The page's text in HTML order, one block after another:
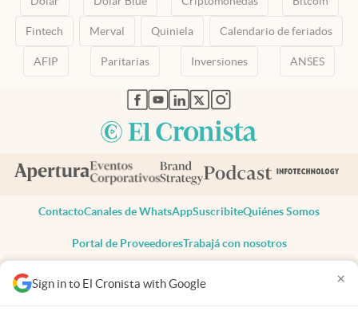
Sign in to El Cronista with Google ×
Fintech Merval Quiniela Calendario de feriados
AFIP Paritarias Inversiones ANSES
abre en nueva pestaña
abre en nueva pestaña
abre en nueva pestaña
abre en nueva pestaña
abre en nueva pestaña
ContactoCanales de WhatsAppSuscribiteQuiénes Somos
Portal de ProveedoresTrabajá con nosotros
Todos los derechos reservados